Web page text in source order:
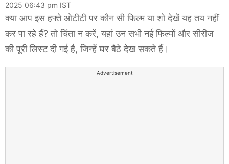
2025 06:43 pm IST
क्या आप इस हफ्ते ओटीटी पर कौन सी फिल्म या शो देखें यह तय नहीं
कर पा रहे हैं? तो चिंता न करें, यहां उन सभी नई फिल्मों और सीरीज
की पूरी लिस्ट दी गई है, जिन्हें घर बैठे देख सकते हैं।
Advertisement